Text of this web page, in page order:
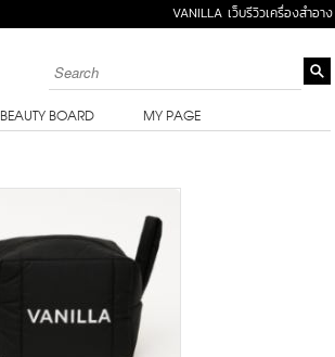
VANILLA เว็บรีวิวเครื่องสำอาง
BEAUTY BOARD MY PAGE